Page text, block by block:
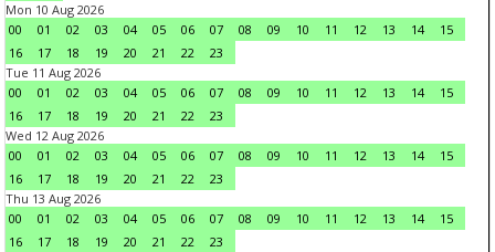
Mon 10 Aug 2026
00
01 02 03 04 05 06 07 08 09 10 11 12 13 14
15
16
17 18 19 20 21 22
23
Tue 11 Aug 2026
00
01 02 03 04 05 06 07 08 09 10 11 12 13 14
15
16
17 18 19 20 21 22
23
Wed 12 Aug 2026
00
01 02 03 04 05 06 07 08 09 10 11 12 13 14
15
16
17 18 19 20 21 22
23
Thu 13 Aug 2026
00
01 02 03 04 05 06 07 08 09 10 11 12 13 14
15
16
17 18 19 20 21 22
23